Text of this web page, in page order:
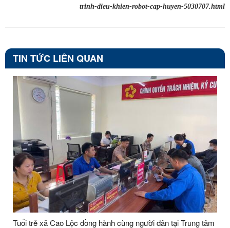
trinh-dieu-khien-robot-cap-huyen-5030707.html
TIN TỨC LIÊN QUAN
Tuổi trẻ xã Cao Lộc đồng hành cùng người dân tại Trung tâm